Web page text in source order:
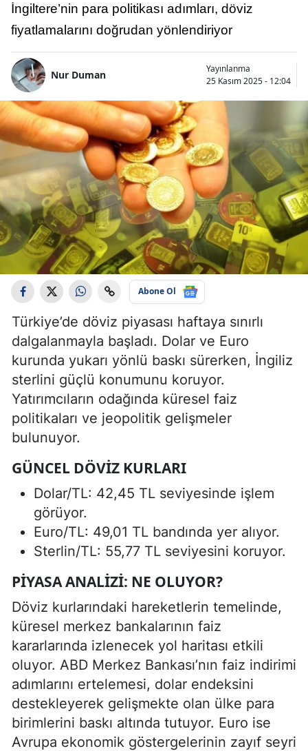
İngiltere’nin para politikası adımları, döviz
fiyatlamalarını doğrudan yönlendiriyor
Nur Duman
Yayınlanma
25 Kasım 2025 - 12:04
Abone Ol
Türkiye’de döviz piyasası haftaya sınırlı
dalgalanmayla başladı. Dolar ve Euro
kurunda yukarı yönlü baskı sürerken, İngiliz
sterlini güçlü konumunu koruyor.
Yatırımcıların odağında küresel faiz
politikaları ve jeopolitik gelişmeler
bulunuyor.
GÜNCEL DÖVIZ KURLARI
Dolar/TL: 42,45 TL seviyesinde işlem
görüyor.
Euro/TL: 49,01 TL bandında yer alıyor.
Sterlin/TL: 55,77 TL seviyesini koruyor.
PIYASA ANALIZI: NE OLUYOR?
Döviz kurlarındaki hareketlerin temelinde,
küresel merkez bankalarının faiz
kararlarında izlenecek yol haritası etkili
oluyor. ABD Merkez Bankası’nın faiz indirimi
adımlarını ertelemesi, dolar endeksini
destekleyerek gelişmekte olan ülke para
birimlerini baskı altında tutuyor. Euro ise
Avrupa ekonomik göstergelerinin zayıf seyri